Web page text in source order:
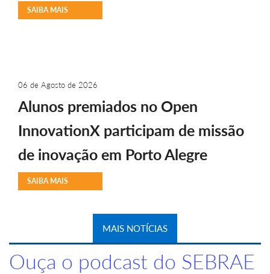
SAIBA MAIS
06 de Agosto de 2026
Alunos premiados no Open
InnovationX participam de missão
de inovação em Porto Alegre
SAIBA MAIS
MAIS NOTÍCIAS
Ouça o podcast do SEBRAE